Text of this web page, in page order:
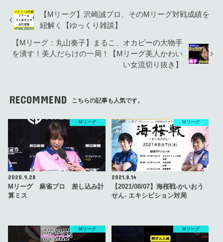
【Mリーグ】沢崎誠プロ、そのMリーグ対戦成績を
紐解く【ゆっくり雑談】
【Mリーグ：丸山奏子】まるこ、オカピーの大物手
を潰す！美人だらけの一局！【Mリーグ美人かわい
い女流切り抜き】
RECOMMEND こちらの記事も人気です。
Mリーグ
2020.9.28
Mリーグ 麻雀プロ 差し込み計
算ミス
Mリーグ
2021.8.14
【2021/08/07】海桜戦‐かいおう
せん‐ エキシビション対局
Mリーグ Mリーグ